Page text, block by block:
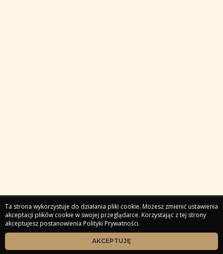
Strona główna Masterclassy Webinary
Produkty cyfrowe
Sesje indywidualne
Zaloguj
Społeczności
Ta strona wykorzystuje do działania pliki cookie. Możesz zmienić ustawienia
akceptacji plików cookie w swojej przeglądarce. Korzystając z tej strony
akceptujesz postanowienia Polityki Prywatności.
AKCEPTUJĘ